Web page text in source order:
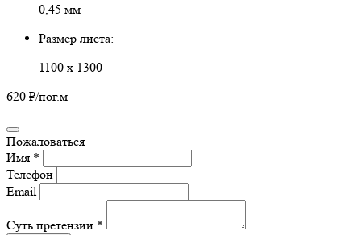
0,45 мм
Размер листа:
1100 х 1300
620 ₽/пог.м
Пожаловаться
Имя *
Телефон
Email
Суть претензии *